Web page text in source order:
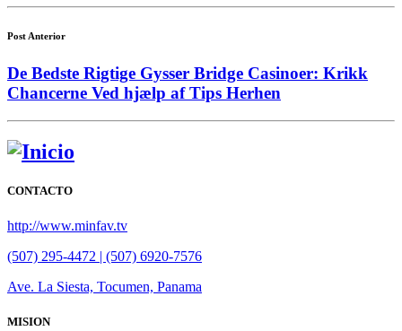
Post Anterior
De Bedste Rigtige Gysser Bridge Casinoer: Krikk
Chancerne Ved hjælp af Tips Herhen
CONTACTO
http://www.minfav.tv
(507) 295-4472 | (507) 6920-7576
Ave. La Siesta, Tocumen, Panama
MISION